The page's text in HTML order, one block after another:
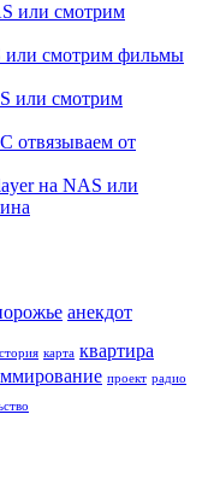
или смотрим
или смотрим фильмы
или смотрим
отвязываем от
на NAS или
анекдот
карта квартира
проект радио